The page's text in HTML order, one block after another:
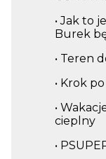
• Jak to
Burek
• Teren
• Krok
•
cieplny
•